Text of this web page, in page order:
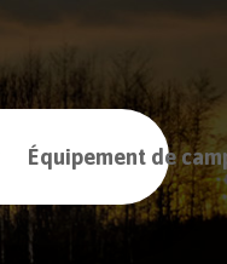
Équipement de